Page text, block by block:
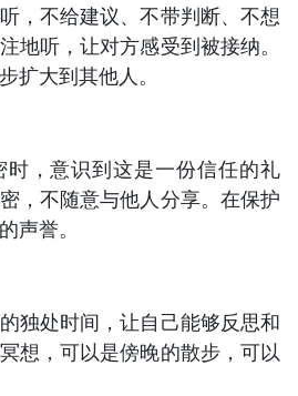
，不给建议、不带判断、不想
地听，让对方感受到被接纳。
扩大到其他人。
，意识到这是一份信任的礼
，不随意与他人分享。在保护
声誉。
独处时间，让自己能够反思和
想，可以是傍晚的散步，可以